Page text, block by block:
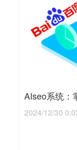
AIseo系统：
2024/12/30